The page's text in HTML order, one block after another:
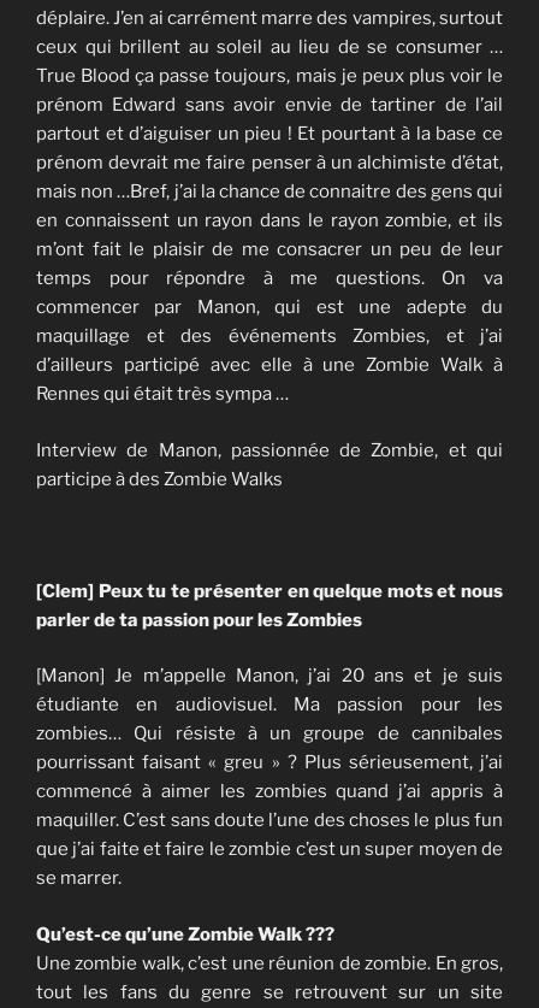
déplaire. J’en ai carrément marre des vampires, surtout
ceux qui brillent au soleil au lieu de se consumer …
True Blood ça passe toujours, mais je peux plus voir le
prénom Edward sans avoir envie de tartiner de l’ail
partout et d’aiguiser un pieu ! Et pourtant à la base ce
prénom devrait me faire penser à un alchimiste d’état,
mais non …Bref, j’ai la chance de connaitre des gens qui
en connaissent un rayon dans le rayon zombie, et ils
m’ont fait le plaisir de me consacrer un peu de leur
temps pour répondre à me questions. On va
commencer par Manon, qui est une adepte du
maquillage et des événements Zombies, et j’ai
d’ailleurs participé avec elle à une Zombie Walk à
Rennes qui était très sympa …
Interview de Manon, passionnée de Zombie, et qui
participe à des Zombie Walks
[Clem] Peux tu te présenter en quelque mots et nous
parler de ta passion pour les Zombies
[Manon] Je m’appelle Manon, j’ai 20 ans et je suis
étudiante en audiovisuel. Ma passion pour les
zombies… Qui résiste à un groupe de cannibales
pourrissant faisant « greu » ? Plus sérieusement, j’ai
commencé à aimer les zombies quand j’ai appris à
maquiller. C’est sans doute l’une des choses le plus fun
que j’ai faite et faire le zombie c’est un super moyen de
se marrer.
Qu’est-ce qu’une Zombie Walk ???
Une zombie walk, c’est une réunion de zombie. En gros,
tout les fans du genre se retrouvent sur un site